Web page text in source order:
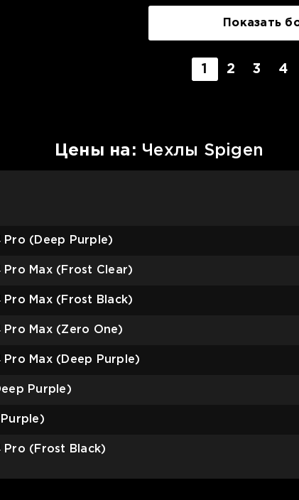
Показать
1 2 3 4
Цены на: Чехлы Spigen
Pro (Deep Purple)
Pro Max (Frost Clear)
Pro Max (Frost Black)
Pro Max (Zero One)
Max (Deep Purple)
Purple)
Pro (Frost Black)